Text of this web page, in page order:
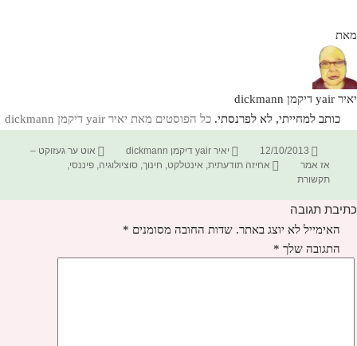
מאת
יאיר yair דיקמן dickmann
כותב למחייתי, לא לפרנסתי. כל הפוסטים מאת יאיר yair דיקמן dickmann‏
פורסם
בתאריך
12/10/2013 מחבר
יאיר yair דיקמן dickmann קטגוריות
אוט ער געזוקט –
אז אמר
תגיות
אחיזה תודעתית, אינטלקט, חינוך,סוציולוגיה,פיננסי,
תקשורת
כתיבת תגובה
האימייל לא יוצג באתר. שדות החובה מסומנים *
התגובה שלך *